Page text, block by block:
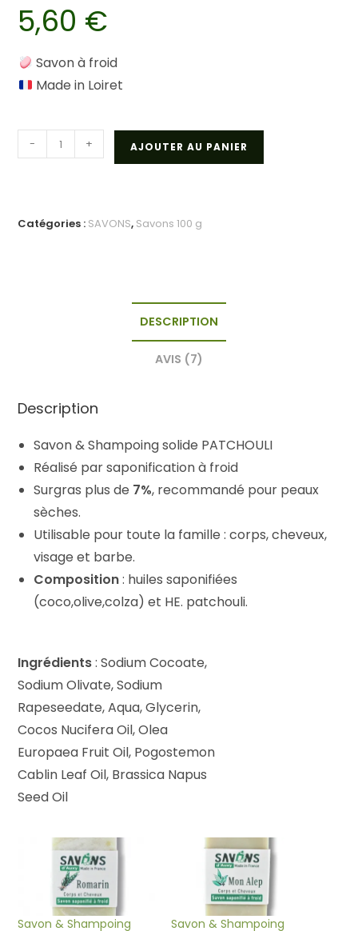
sur 5
basé sur
client
5,60 €
Savon à froid
Made in Loiret
quantité
de
Shampoing
- + AJOUTER AU PANIER
Catégories : SAVONS, Savons 100 g
DESCRIPTION
AVIS (7)
Description
Savon & Shampoing solide PATCHOULI
Réalisé par saponification à froid
Surgras plus de 7%, recommandé pour peaux
sèches.
Utilisable pour toute la famille : corps, cheveux,
visage et barbe.
Composition: huiles saponifiées
(coco,olive,colza) et HE. patchouli.
Ingrédients: Sodium Cocoate,
Sodium Olivate, Sodium
Rapeseedate, Aqua, Glycerin,
Cocos Nucifera Oil, Olea
Europaea Fruit Oil, Pogostemon
Cablin Leaf Oil, Brassica Napus
Seed Oil
Savon & Shampoing Savon & Shampoing